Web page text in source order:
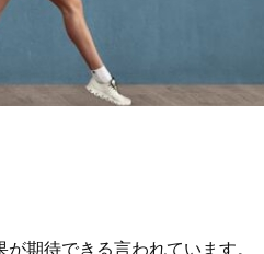
が期待できる言われています。